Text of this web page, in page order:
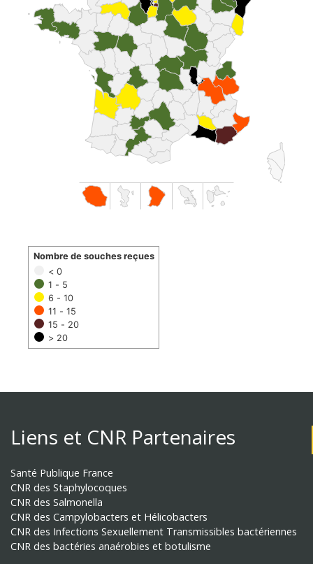
< 0
1 - 5
6 - 10
11 - 15
15 - 20
> 20
Nombre de souches reçues
Liens et CNR Partenaires
Santé Publique France
CNR des Staphylocoques
CNR des Salmonella
CNR des Campylobacters et Hélicobacters
CNR des Infections Sexuellement Transmissibles bactériennes
CNR des bactéries anaérobies et botulisme